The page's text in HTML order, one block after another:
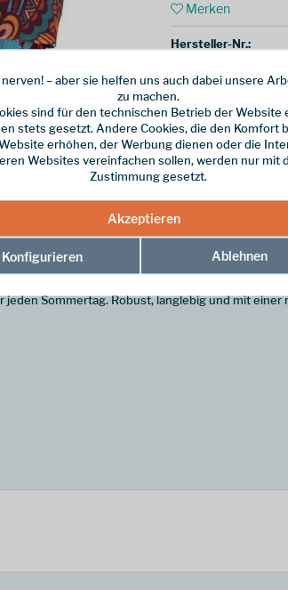
Merken
Hersteller-Nr.:
aus sicherem Halt und dem luftigen
Sommertag. Robust, langlebig und mit
– aber sie helfen uns auch dabei unsere
zu machen.
sind für den technischen Betrieb der Website
stets gesetzt. Andere Cookies, die den Komfort
erhöhen, der Werbung dienen oder die
Websites vereinfachen sollen, werden nur mit
Zustimmung gesetzt.
Akzeptieren
Konfigurieren Ablehnen